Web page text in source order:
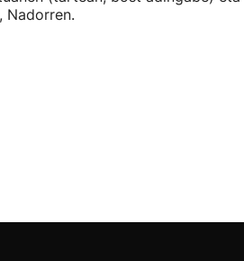
Nadorren.